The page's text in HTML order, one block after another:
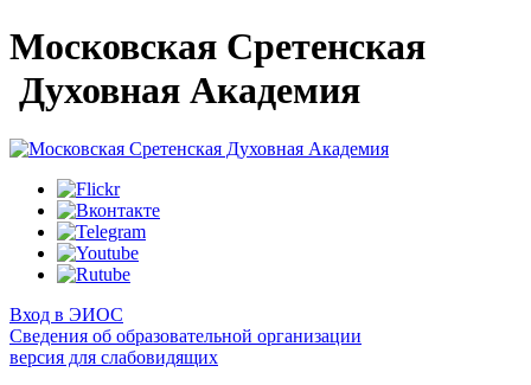
Московская Сретенская
Духовная Академия
Вход в ЭИОС
Сведения об образовательной организации
версия для слабовидящих